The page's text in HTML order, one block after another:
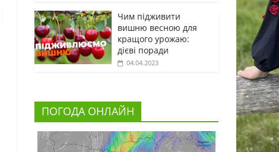
Чим підживити
вишню весною для
кращого урожаю:
дієві поради
04.04.2023
ПОГОДА ОНЛАЙН